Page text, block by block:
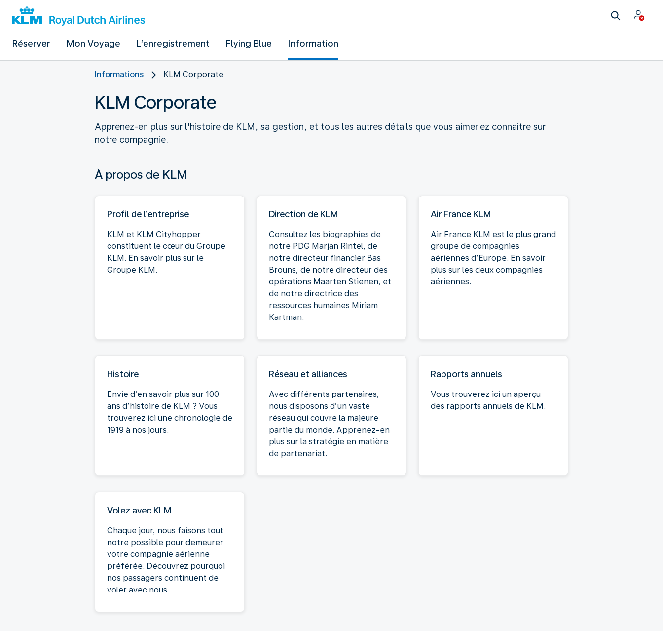
Réserver Mon Voyage L’enregistrement Flying Blue Information
Informations KLM Corporate
KLM Corporate
Apprenez-en plus sur l'histoire de KLM, sa gestion, et tous les autres détails que vous aimeriez connaître sur
notre compagnie.
À propos de KLM
Profil de l’entreprise
KLM et KLM Cityhopper
constituent le cœur du Groupe
KLM. En savoir plus sur le
Groupe KLM.
Direction de KLM
Consultez les biographies de
notre PDG Marjan Rintel, de
notre directeur financier Bas
Brouns, de notre directeur des
opérations Maarten Stienen, et
de notre directrice des
ressources humaines Miriam
Kartman.
Air France KLM
Air France KLM est le plus grand
groupe de compagnies
aériennes d’Europe. En savoir
plus sur les deux compagnies
aériennes.
Histoire
Envie d’en savoir plus sur 100
ans d’histoire de KLM ? Vous
trouverez ici une chronologie de
1919 à nos jours.
Réseau et alliances
Avec différents partenaires,
nous disposons d’un vaste
réseau qui couvre la majeure
partie du monde. Apprenez-en
plus sur la stratégie en matière
de partenariat.
Rapports annuels
Vous trouverez ici un aperçu
des rapports annuels de KLM.
Volez avec KLM
Chaque jour, nous faisons tout
notre possible pour demeurer
votre compagnie aérienne
préférée. Découvrez pourquoi
nos passagers continuent de
voler avec nous.